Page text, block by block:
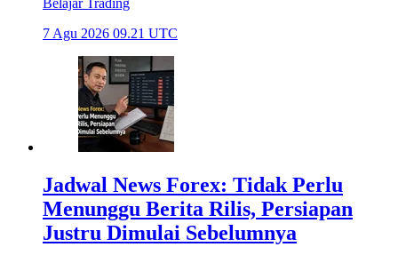
7 Agu 2026 09.21 UTC
Jadwal News Forex: Tidak Perlu
Menunggu Berita Rilis, Persiapan
Justru Dimulai Sebelumnya